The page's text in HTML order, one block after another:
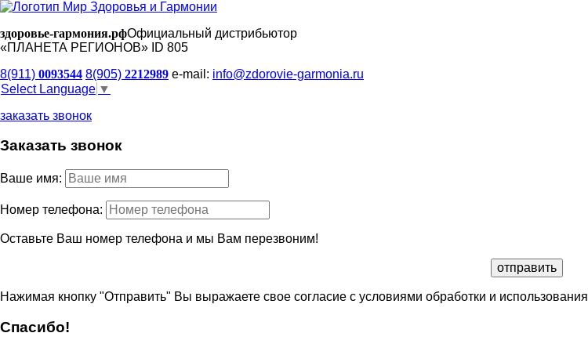
здоровье-гармония.рфОфициальный дистрибьютор
«ПЛАНЕТА РЕГИОНОВ» ID 805
8(911) 0093544 8(905) 2212989 e-mail: info@zdorovie-garmonia.ru
Select Language ▼
заказать звонок
Заказать звонок
Ваше имя:
Номер телефона:
Оставьте Ваш номер телефона и мы Вам перезвоним!
Нажимая кнопку "Отправить" Вы выражаете свое согласие с условиями обработки и использования
Спасибо!